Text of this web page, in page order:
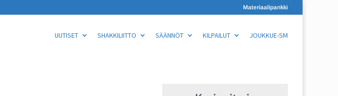
Materiaalipankki
UUTISET SHAKKILIITTO SÄÄNNÖT KILPAILUT JOUKKUE-SM